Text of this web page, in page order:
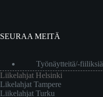
SEURAA MEITÄ
Työnäytteitä/-fiiliksiä
Liikelahjat Helsinki
Likelahjat Tampere
Liikelahjat Turku